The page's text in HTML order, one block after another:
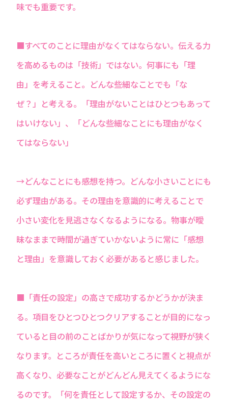
味でも重要です。
■すべてのことに理由がなくてはならない。伝える力
を高めるものは「技術」ではない。何事にも「理
由」を考えること。どんな些細なことでも「な
ぜ？」と考える。「理由がないことはひとつもあって
はいけない」、「どんな些細なことにも理由がなく
てはならない」
→どんなことにも感想を持つ。どんな小さいことにも
必ず理由がある。その理由を意識的に考えることで
小さい変化を見逃さなくなるようになる。物事が曖
昧なままで時間が過ぎていかないように常に「感想
と理由」を意識しておく必要があると感じました。
■「責任の設定」の高さで成功するかどうかが決ま
る。項目をひとつひとつクリアすることが目的になっ
ていると目の前のことばかりが気になって視野が狭く
なります。ところが責任を高いところに置くと視点が
高くなり、必要なことがどんどん見えてくるようにな
るのです。「何を責任として設定するか、その設定の